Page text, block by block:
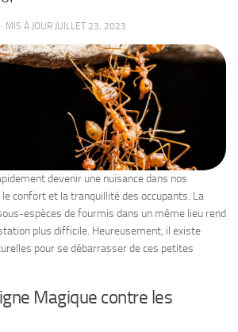
· MIS À JOUR JUILLET 23, 2023
devenir une nuisance dans nos
confort et la tranquillité des occupants. La
espèces de fourmis dans un même lieu rend
plus difficile. Heureusement, il existe
pour se débarrasser de ces petites
Magique contre les